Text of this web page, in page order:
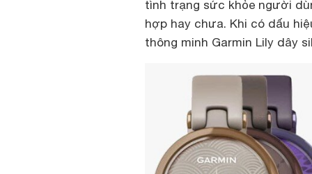
tình trạng sức khỏe người
hợp hay chưa. Khi có dấu
thông minh Garmin Lily dây